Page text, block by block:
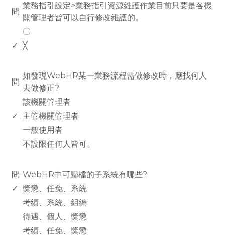
問
業務指引設定>業務指引資源維護作業目前只要是各機
關管理者皆可以自行修改維護的。
〇
✓ ╳
問
如發現WebHR某一業務流程需做修改時，應找何人
去做修正?
該機關管理者
✓
主管機關管理者
一般使用者
不設限任何人皆可。
問 WebHR中可歸檔的子系統有哪些?
✓
獎懲、任免、系統
考績、系統、組編
待遇、個人、獎懲
考績、任免、獎懲